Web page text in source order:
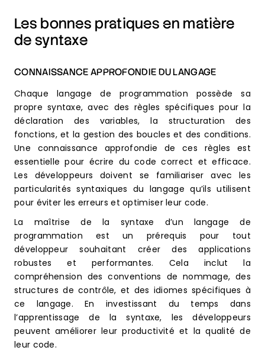
Les bonnes pratiques en matière
de syntaxe
CONNAISSANCE APPROFONDIE DU LANGAGE
Chaque langage de programmation possède sa
propre syntaxe, avec des règles spécifiques pour la
déclaration des variables, la structuration des
fonctions, et la gestion des boucles et des conditions.
Une connaissance approfondie de ces règles est
essentielle pour écrire du code correct et efficace.
Les développeurs doivent se familiariser avec les
particularités syntaxiques du langage qu’ils utilisent
pour éviter les erreurs et optimiser leur code.
La maîtrise de la syntaxe d’un langage de
programmation est un prérequis pour tout
développeur souhaitant créer des applications
robustes et performantes. Cela inclut la
compréhension des conventions de nommage, des
structures de contrôle, et des idiomes spécifiques à
ce langage. En investissant du temps dans
l’apprentissage de la syntaxe, les développeurs
peuvent améliorer leur productivité et la qualité de
leur code.